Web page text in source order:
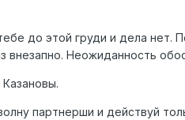
до этой груди и дела нет.
внезапно. Неожиданность
партнерши и действуй